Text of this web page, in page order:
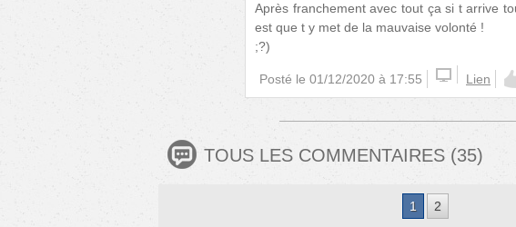
Après franchement avec tout ça si t arrive
est que t y met de la mauvaise volonté !
;?)
Posté le 01/12/2020 à 17:55 Lien
TOUS LES COMMENTAIRES (35)
1 2